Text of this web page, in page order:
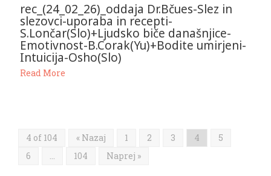
rec_(24_02_26)_oddaja Dr.Bčues-Slez in
slezovci-uporaba in recepti-
S.Lončar(Slo)+Ljudsko biče današnjice-
Emotivnost-B.Corak(Yu)+Bodite umirjeni-
Intuicija-Osho(Slo)
Read More
4 of 104 « Nazaj 1 2 3 4
5
6
… 104 Naprej »